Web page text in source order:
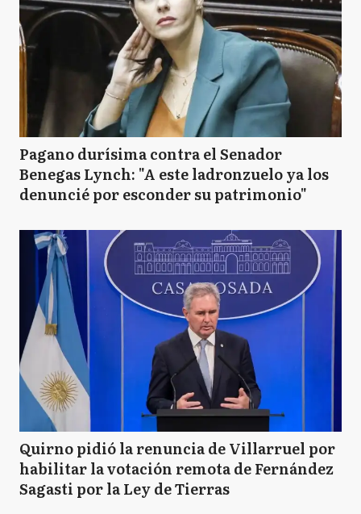
Pagano durísima contra el Senador
Benegas Lynch: "A este ladronzuelo ya los
denuncié por esconder su patrimonio"
Quirno pidió la renuncia de Villarruel por
habilitar la votación remota de Fernández
Sagasti por la Ley de Tierras